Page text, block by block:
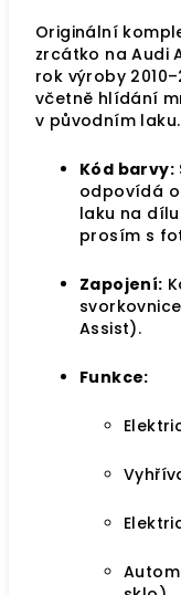
Originální
zrcátko na Audi
rok výroby
včetně hlídání
v původním laku.
Kód barvy:
odpovídá
laku na
prosím s
Zapojení:
Assist).
Funkce: